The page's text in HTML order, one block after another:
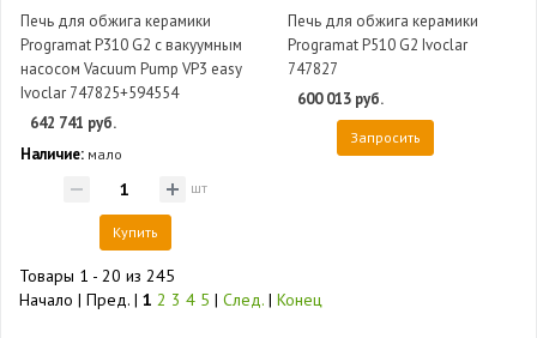
Печь для обжига керамики
Programat P310 G2 с вакуумным
насосом Vacuum Pump VP3 easy
Ivoclar 747825+594554
642 741 руб.
Наличие: мало
шт
Купить
Печь для обжига керамики
Programat P510 G2 Ivoclar
747827
600 013 руб.
Запросить
Товары 1 - 20 из 245
Начало | Пред. | 1 2 3 4 5 | След. | Конец